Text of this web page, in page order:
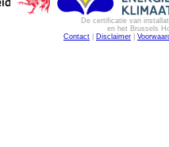
De certificatie van
en het Brussels
Contact
Disclaimer